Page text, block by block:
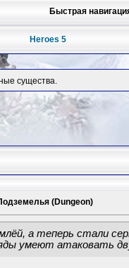
Быстрая
Heroes 5
существа.
(Dungeon)
а теперь стали
умеют атаковать